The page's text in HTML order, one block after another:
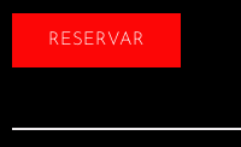
RESERVAR